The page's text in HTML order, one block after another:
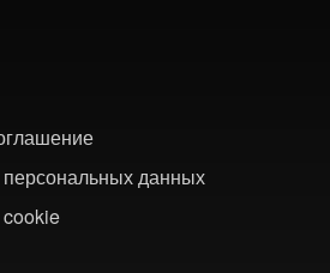
данных
cookie